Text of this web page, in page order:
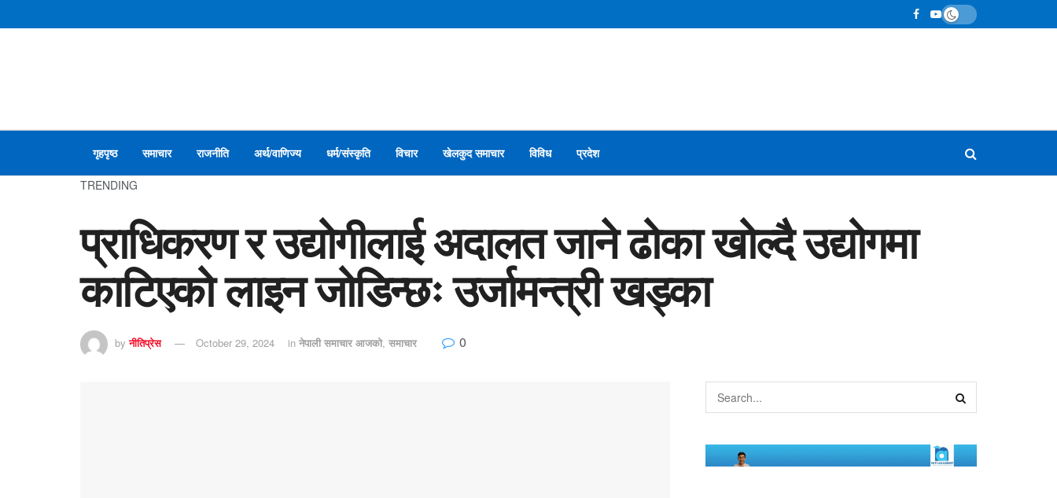
गृहपृष्ठ समाचार राजनीति अर्थ/वाणिज्य धर्म/संस्कृति विचार खेलकुद समाचार विविध प्रदेश
TRENDING
प्राधिकरण र उद्योगीलाई अदालत जाने ढोका खोल्दै उद्योगमा
काटिएको लाइन जोडिन्छः उर्जामन्त्री खड्का
by नीतिप्रेस October 29, 2024 in नेपाली समाचार आजको, समाचार 0